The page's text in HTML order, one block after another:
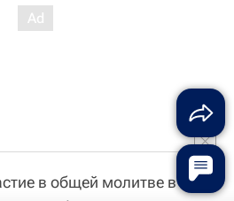
в общей молитве в